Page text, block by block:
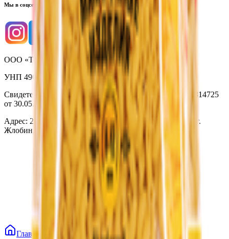
Мы в соцсетях
ООО «Торговая сеть «Продмир»
УНП 490314725
Свидетельство о государственной регистрации № 490314725
от 30.05.2003г выдано Гомельским облисполкомом
Адрес: 247210, Республика Беларусь, Гомельская обл., г.
Жлобин, ул. Козлова 2-А
Главная